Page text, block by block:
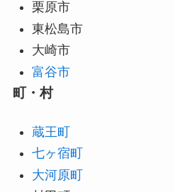
栗原市
東松島市
大崎市
富谷市
町・村
蔵王町
七ヶ宿町
大河原町